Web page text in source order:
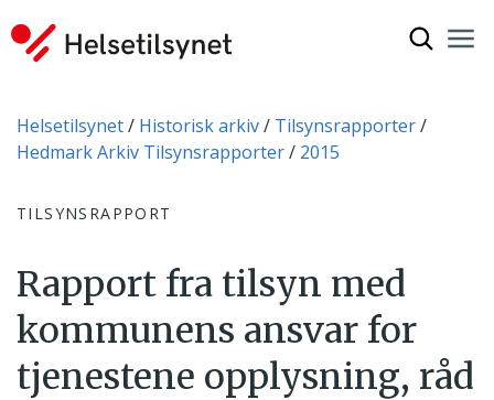
Du er her:
Helsetilsynet Historisk arkiv
Tilsynsrapporter
Hedmark Arkiv Tilsynsrapporter
2015
TILSYNSRAPPORT
Rapport fra tilsyn med
kommunens ansvar for
tjenestene opplysning, råd